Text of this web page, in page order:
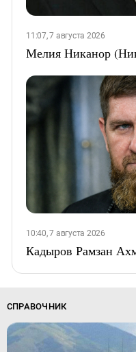
11:07, 7 августа 2026
Мелия Никанор
10:40, 7 августа 2026
Кадыров Рамзан
СПРАВОЧНИК